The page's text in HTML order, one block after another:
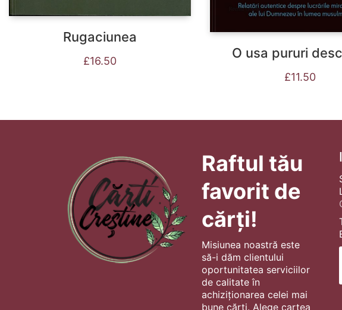
Rugaciunea
£16.50
O usa pururi
£11.50
Raftul tău
favorit de
cărți!
Misiunea noastră este
să-i dăm clientului
oportunitatea serviciilor
de calitate în
achiziționarea celei mai
bune cărți. Alege cartea